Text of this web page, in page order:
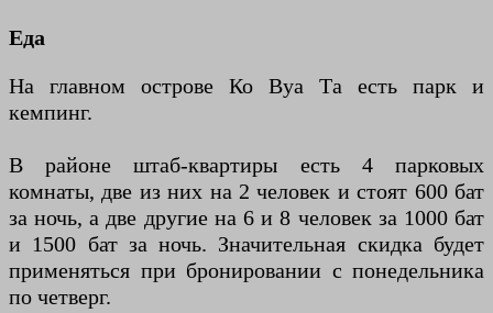
Еда
На главном острове Ко Вуа Та есть парк и
кемпинг.
В районе штаб-квартиры есть 4 парковых
комнаты, две из них на 2 человек и стоят 600 бат
за ночь, а две другие на 6 и 8 человек за 1000 бат
и 1500 бат за ночь. Значительная скидка будет
применяться при бронировании с понедельника
по четверг.